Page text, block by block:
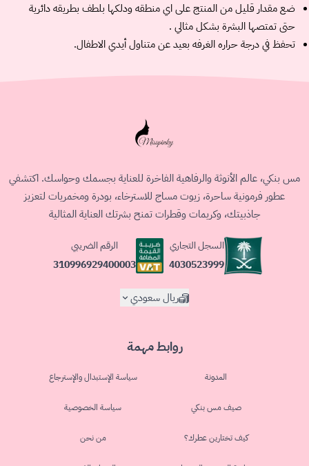
ضع مقدار قليل من المنتج على اي منطقه ودلكها بلطف بطريقه دائرية
حتى تمتصها البشرة بشكل مثالي .
تحفظ في درجة حراره الغرفه بعيد عن متناول أيدي الاطفال.
روابط مهمة
المدونة
صيف مس بنكي
كيف تختارين عطرك؟
سياسة الإستبدال والإسترجاع
سياسة الخصوصية
من نحن
مس بنكي، عالم الأنوثة والرفاهية الفاخرة للعناية بجسمك وحواسك. اكتشفي
عطور فرمونية ساحرة، زيوت مساج للاسترخاء، بودرة ومخمريات لتعزيز
جاذبيتك، وكريمات وقطرات تمنح بشرتك العناية المثالية
السجل التجاري
4030523999
الرقم الضريبي
310996929400003
ريال سعودي